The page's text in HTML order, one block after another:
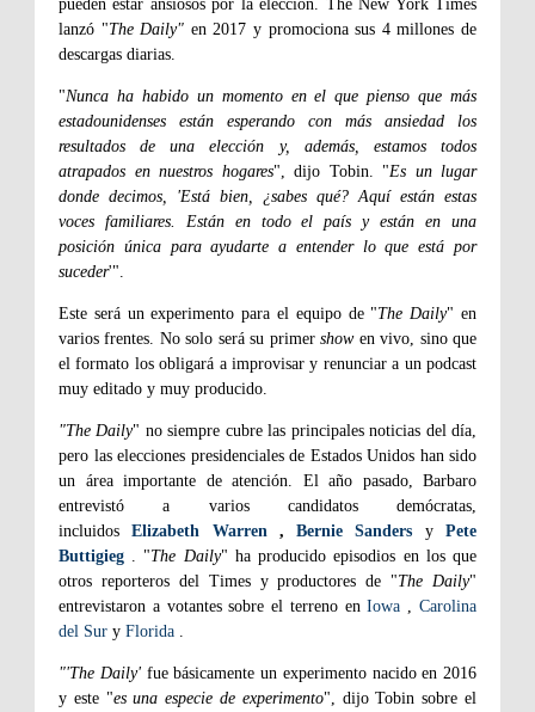
pueden estar ansiosos por la elección. The New York Times
lanzó "The Daily" en 2017 y promociona sus 4 millones de
descargas diarias.
"Nunca ha habido un momento en el que pienso que más
estadounidenses están esperando con más ansiedad los
resultados de una elección y, además, estamos todos
atrapados en nuestros hogares", dijo Tobin. "Es un lugar
donde decimos, 'Está bien, ¿sabes qué? Aquí están estas
voces familiares. Están en todo el país y están en una
posición única para ayudarte a entender lo que está por
suceder'".
Este será un experimento para el equipo de "The Daily" en
varios frentes. No solo será su primershow en vivo, sino que
el formato los obligará a improvisar y renunciar a un podcast
muy editado y muy producido.
"The Daily" no siempre cubre las principales noticias del día,
pero las elecciones presidenciales de Estados Unidos han sido
un área importante de atención. El año pasado, Barbaro
entrevistó a varios candidatos demócratas,
incluidosElizabeth Warren ,Bernie Sanders yPete
Buttigieg . "The Daily" ha producido episodios en los que
otros reporteros del Times y productores de "The Daily"
entrevistaron a votantes sobre el terreno enIowa ,Carolina
del Sur y Florida
"'The Daily'fue básicamente un experimento nacido en 2016
y este "es una especie de experimento", dijo Tobin sobre el